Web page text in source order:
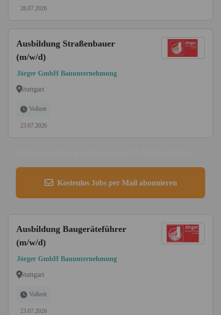
28.07.2026
Ausbildung Straßenbauer
(m/w/d)
Jörger GmbH Bauunternehmung
Stuttgart
Vollzeit
23.07.2026
Kostenlos Jobs per Mail abonnieren
Ausbildung Baugeräteführer
(m/w/d)
Jörger GmbH Bauunternehmung
Stuttgart
Vollzeit
23.07.2026